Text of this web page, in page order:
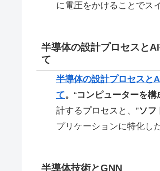
に電圧をかけることでス
半導体の設計プロセスと
て
半導体の設計プロセスと
て。 “コンピューターを
計するプロセスと、”ソフ
プリケーションに特化し
半導体技術とGNN